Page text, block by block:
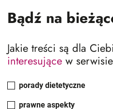
Bądź na
Jakie treści są dla
interesujące w
porady dietetyczne
prawne aspekty